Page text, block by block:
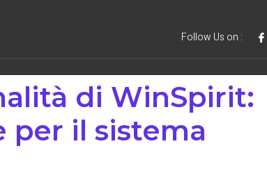
Follow Us on :
di WinSpirit:
per il sistema